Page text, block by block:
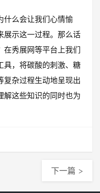
什么会让我们心情愉
展示这一过程。那么话
在秀展网等平台上我们
具，将碳酸的刺激、糖
复杂过程生动地呈现出
解这些知识的同时也为
下一篇 >